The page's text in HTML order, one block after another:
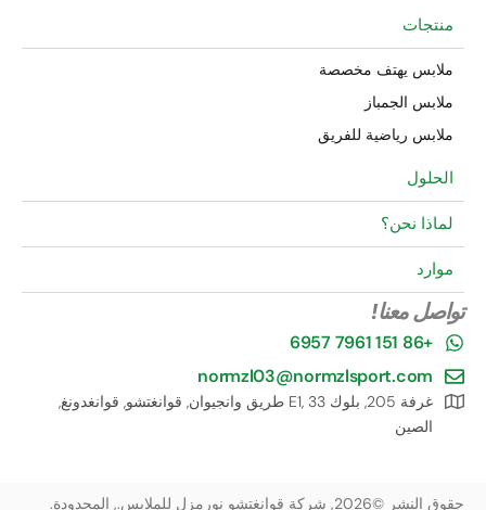
منتجات
ملابس يهتف مخصصة
ملابس الجمباز
ملابس رياضية للفريق
الحلول
لماذا نحن؟
موارد
تواصل معنا!
+86 151 7961 6957
normzl03@normzlsport.com
غرفة 205, بلوك E1, 33 طريق وانجيوان, قوانغتشو, قوانغدونغ,
الصين
حقوق النشر ©2026, شركة قوانغتشو نورمزل للملابس., المحدودة.